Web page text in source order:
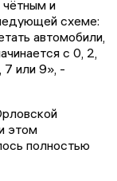
чётным и
схеме:
автомобили,
с 0, 2,
7 или 9», -
этом
полностью